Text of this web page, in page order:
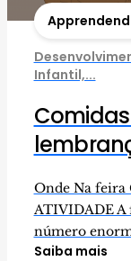
Infantil,...
Onde Na feira
ATIVIDADE A
número
Saiba mais